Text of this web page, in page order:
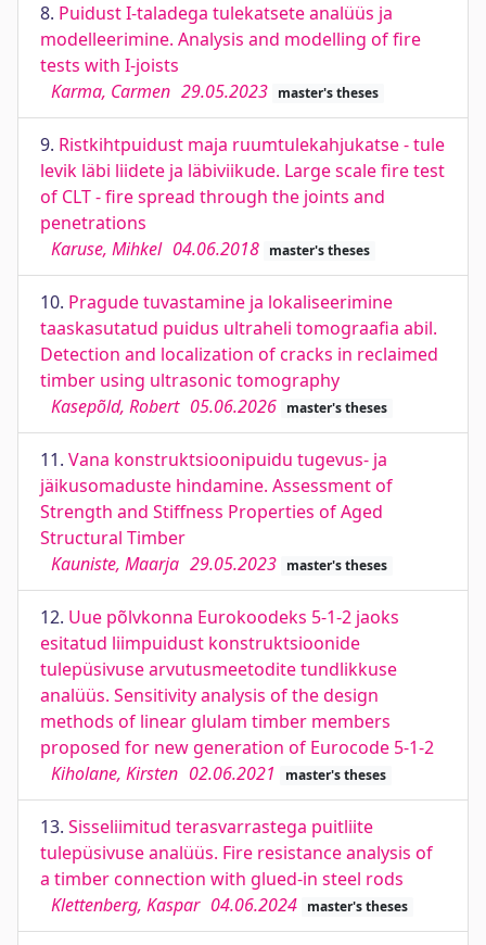
8. Puidust I-taladega tulekatsete analüüs ja
modelleerimine. Analysis and modelling of fire
tests with I-joists
Karma, Carmen 29.05.2023 master's theses
9. Ristkihtpuidust maja ruumtulekahjukatse - tule
levik läbi liidete ja läbiviikude. Large scale fire test
of CLT - fire spread through the joints and
penetrations
Karuse, Mihkel 04.06.2018 master's theses
10. Pragude tuvastamine ja lokaliseerimine
taaskasutatud puidus ultraheli tomograafia abil.
Detection and localization of cracks in reclaimed
timber using ultrasonic tomography
Kasepõld, Robert 05.06.2026 master's theses
11. Vana konstruktsioonipuidu tugevus- ja
jäikusomaduste hindamine. Assessment of
Strength and Stiffness Properties of Aged
Structural Timber
Kauniste, Maarja 29.05.2023 master's theses
12. Uue põlvkonna Eurokoodeks 5-1-2 jaoks
esitatud liimpuidust konstruktsioonide
tulepüsivuse arvutusmeetodite tundlikkuse
analüüs. Sensitivity analysis of the design
methods of linear glulam timber members
proposed for new generation of Eurocode 5-1-2
Kiholane, Kirsten 02.06.2021 master's theses
13. Sisseliimitud terasvarrastega puitliite
tulepüsivuse analüüs. Fire resistance analysis of
a timber connection with glued-in steel rods
Klettenberg, Kaspar 04.06.2024 master's theses